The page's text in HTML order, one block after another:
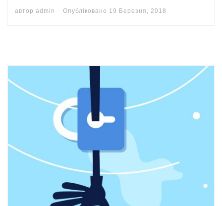
автор admin Опубліковано 19 Березня, 2018